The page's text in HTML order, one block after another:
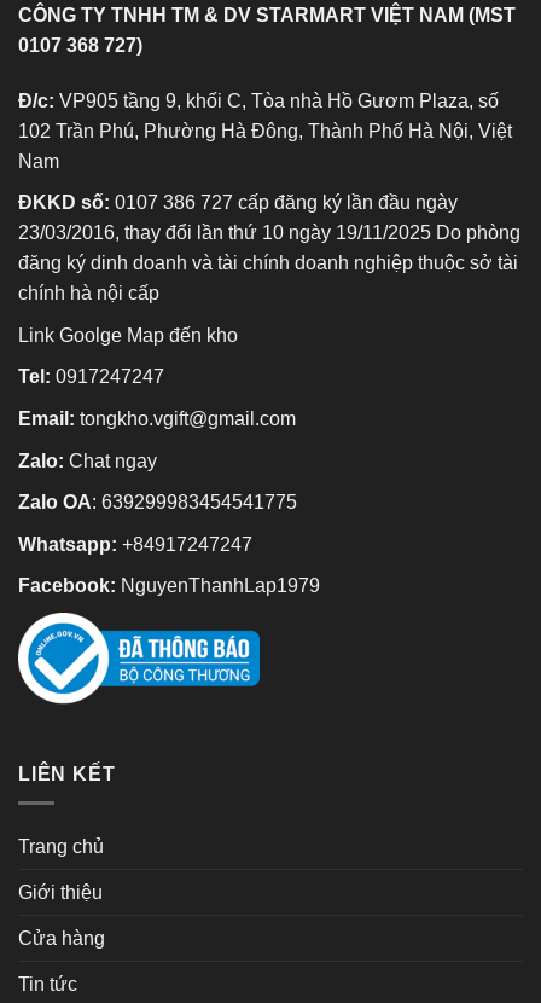
CÔNG TY TNHH TM & DV STARMART VIỆT NAM (MST
0107 368 727)
Đ/c: VP905 tầng 9, khối C, Tòa nhà Hồ Gươm Plaza, số
102 Trần Phú, Phường Hà Đông, Thành Phố Hà Nội, Việt
Nam
ĐKKD số: 0107 386 727 cấp đăng ký lần đầu ngày
23/03/2016, thay đổi lần thứ 10 ngày 19/11/2025 Do phòng
đăng ký dinh doanh và tài chính doanh nghiệp thuộc sở tài
chính hà nội cấp
Link Goolge Map đến kho
Tel: 0917247247
Email: tongkho.vgift@gmail.com
Zalo: Chat ngay
Zalo OA: 639299983454541775
Whatsapp: +84917247247
Facebook: NguyenThanhLap1979
LIÊN KẾT
Trang chủ
Giới thiệu
Cửa hàng
Tin tức